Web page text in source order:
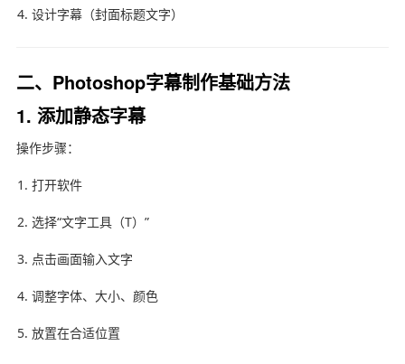
设计字幕（封面标题文字）
二、Photoshop字幕制作基础方法
1. 添加静态字幕
操作步骤：
打开软件
选择“文字工具（T）”
点击画面输入文字
调整字体、大小、颜色
放置在合适位置